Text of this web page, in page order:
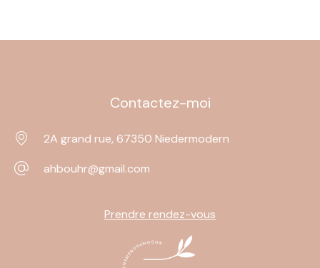
Contactez-moi
2A grand rue, 67350 Niedermodern
ahbouhr@gmail.com
Prendre rendez-vous